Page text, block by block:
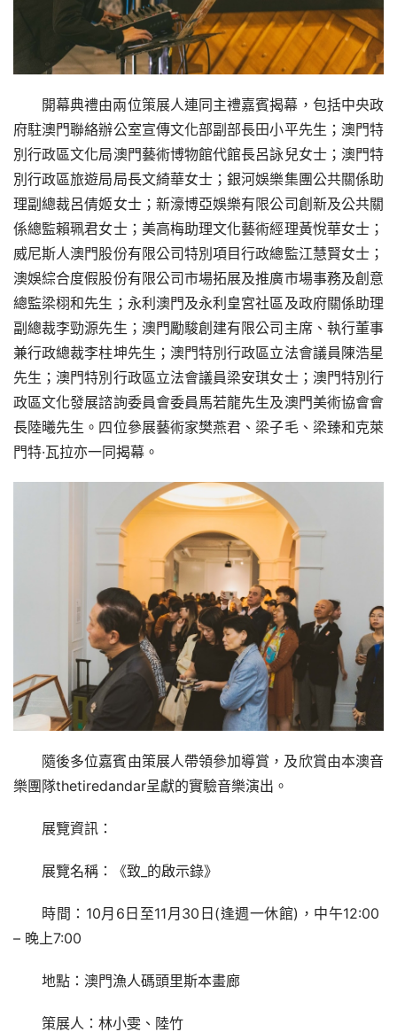
開幕典禮由兩位策展人連同主禮嘉賓揭幕，包括中央政
府駐澳門聯絡辦公室宣傳文化部副部長田小平先生；澳門特
別行政區文化局澳門藝術博物館代館長呂詠兒女士；澳門特
別行政區旅遊局局長文綺華女士；銀河娛樂集團公共關係助
理副總裁呂倩姬女士；新濠博亞娛樂有限公司創新及公共關
係總監賴珮君女士；美高梅助理文化藝術經理黃悅華女士；
威尼斯人澳門股份有限公司特別項目行政總監江慧賢女士；
澳娛綜合度假股份有限公司市場拓展及推廣市場事務及創意
總監梁栩和先生；永利澳門及永利皇宮社區及政府關係助理
副總裁李勁源先生；澳門勵駿創建有限公司主席、執行董事
兼行政總裁李柱坤先生；澳門特別行政區立法會議員陳浩星
先生；澳門特別行政區立法會議員梁安琪女士；澳門特別行
政區文化發展諮詢委員會委員馬若龍先生及澳門美術協會會
長陸曦先生。四位參展藝術家樊燕君、梁子毛、梁臻和克萊
門特·瓦拉亦一同揭幕。
隨後多位嘉賓由策展人帶領參加導賞，及欣賞由本澳音
樂團隊thetiredandar呈獻的實驗音樂演出。
展覽資訊：
展覽名稱：《致_的啟示錄》
時間：10月6日至11月30日(逢週一休館)，中午12:00
– 晚上7:00
地點：澳門漁人碼頭里斯本畫廊
策展人：林小雯、陸竹